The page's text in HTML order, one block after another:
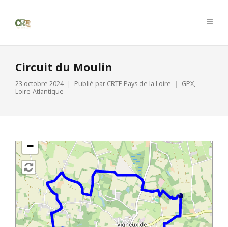
Circuit du Moulin
23 octobre 2024 Publié par CRTE Pays de la Loire GPX,
Loire-Atlantique
−